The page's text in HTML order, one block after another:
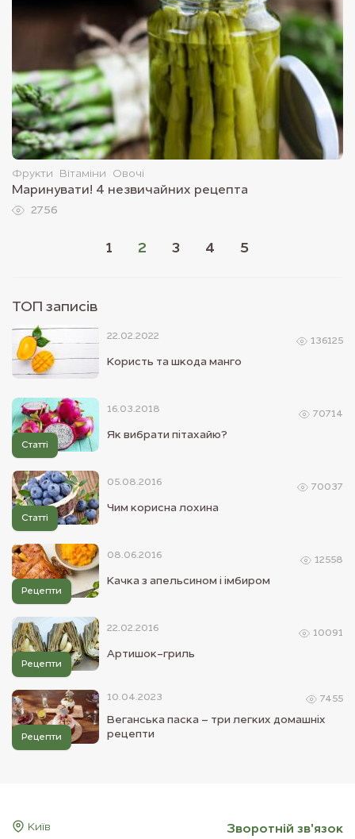
Фрукти Вітаміни Овочі
Маринувати! 4 незвичайних рецепта
2756
1 2 3 4 5
ТОП записiв
22.02.2022
Користь та шкода манго
136125
16.03.2018
Статті
Як вибрати пітахайю?
70714
05.08.2016
Статті
Чим корисна лохина
70037
08.06.2016
Рецепти
Качка з апельсином і імбиром
12558
22.02.2016
Рецепти
Артишок-гриль
10091
10.04.2023
Рецепти
Веганська паска – три легких домашніх
рецепти
7455
Київ Зворотнiй зв'язок